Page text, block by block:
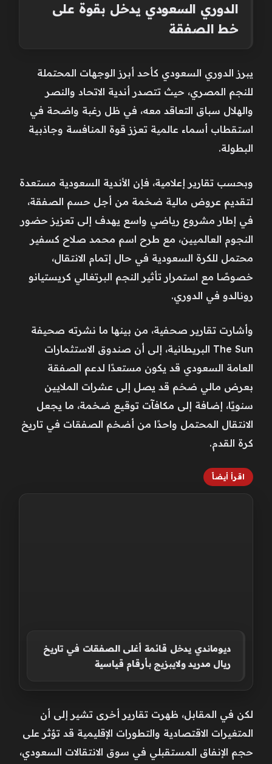
الدوري السعودي يدخل بقوة على
خط الصفقة
يبرز الدوري السعودي كأحد أبرز الوجهات المحتملة
للنجم المصري، حيث تتصدر أندية الاتحاد والنصر
والهلال سباق التعاقد معه، في ظل رغبة واضحة في
استقطاب أسماء عالمية تعزز قوة المنافسة وجاذبية
البطولة.
وبحسب تقارير إعلامية، فإن الأندية السعودية مستعدة
لتقديم عروض مالية ضخمة من أجل حسم الصفقة،
في إطار مشروع رياضي واسع يهدف إلى تعزيز حضور
النجوم العالميين، مع طرح اسم محمد صلاح كسفير
محتمل للكرة السعودية في حال إتمام الانتقال،
خصوصًا مع استمرار تأثير النجم البرتغالي كريستيانو
رونالدو في الدوري.
وأشارت تقارير صحفية، من بينها ما نشرته صحيفة
The Sun البريطانية، إلى أن صندوق الاستثمارات
العامة السعودي قد يكون مستعدًا لدعم الصفقة
بعرض مالي ضخم قد يصل إلى عشرات الملايين
سنويًا، إضافة إلى مكافآت توقيع ضخمة، ما يجعل
الانتقال المحتمل واحدًا من أضخم الصفقات في تاريخ
كرة القدم.
اقرأ أيضاً
ديوماندي يدخل قائمة أغلى الصفقات في تاريخ
ريال مدريد ولايبزيج بأرقام قياسية
لكن في المقابل، ظهرت تقارير أخرى تشير إلى أن
المتغيرات الاقتصادية والتطورات الإقليمية قد تؤثر على
حجم الإنفاق المستقبلي في سوق الانتقالات السعودي،